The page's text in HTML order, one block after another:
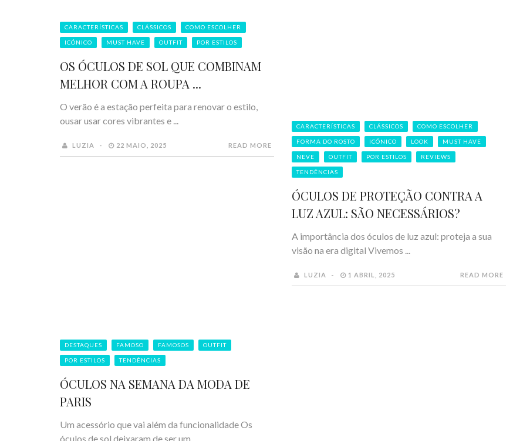
CARACTERÍSTICAS CLÁSSICOS COMO ESCOLHER
ICÓNICO MUST HAVE OUTFIT POR ESTILOS
OS ÓCULOS DE SOL QUE COMBINAM
MELHOR COM A ROUPA ...
O verão é a estação perfeita para renovar o estilo,
ousar usar cores vibrantes e ...
LUZIA 22 MAIO, 2025 READ MORE
CARACTERÍSTICAS CLÁSSICOS COMO ESCOLHER
FORMA DO ROSTO ICÓNICO LOOK MUST HAVE
NEVE OUTFIT POR ESTILOS REVIEWS
TENDÊNCIAS
ÓCULOS DE PROTEÇÃO CONTRA A
LUZ AZUL: SÃO NECESSÁRIOS?
A importância dos óculos de luz azul: proteja a sua
visão na era digital Vivemos ...
LUZIA 1 ABRIL, 2025 READ MORE
DESTAQUES FAMOSO FAMOSOS OUTFIT
POR ESTILOS TENDÊNCIAS
ÓCULOS NA SEMANA DA MODA DE
PARIS
Um acessório que vai além da funcionalidade Os
óculos de sol deixaram de ser um ...